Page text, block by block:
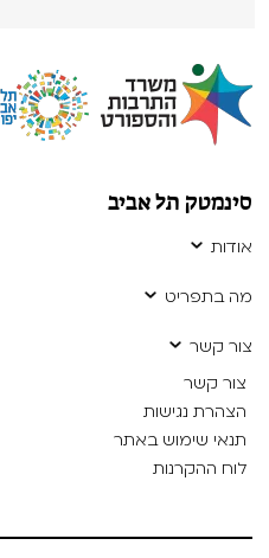
סינמטק תל אביב
אודות
מה בתפריט
צור קשר
צור קשר
הצהרת נגישות
תנאי שימוש באתר
לוח ההקרנות